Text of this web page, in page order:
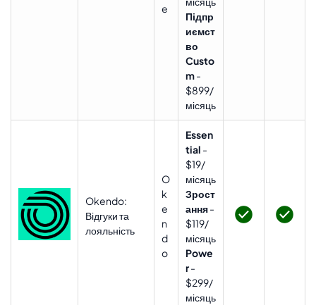
e
Підпр
иємст
во
Custo
m-
$899/
місяць
Okendo:
Відгуки та
лояльність
O
k
e
n
d
o
Essen
tial -
$19/
місяць
Зрост
ання-
$119/
місяць
Powe
r-
$299/
місяць